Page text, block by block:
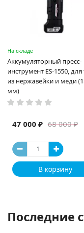
На складе
Аккумуляторный пресс-
инструмент ES-1550, для
из нержавейки и меди
мм)
68 000 ₽
47 000 ₽
В корзину
Последние